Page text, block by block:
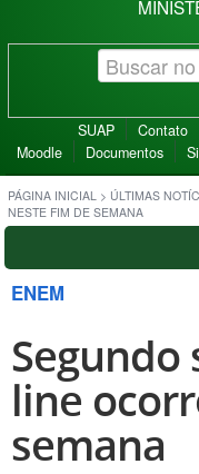
SUAP Contato
Moodle
Documentos
PÁGINA INICIAL > ÚLTIMAS
NESTE FIM DE SEMANA
ENEM
Segundo
line
semana